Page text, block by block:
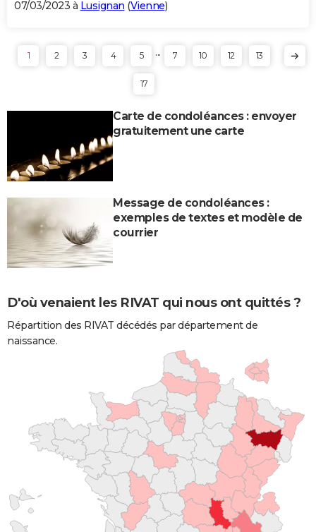
07/03/2023 à Lusignan (Vienne)
1 2 3 4 5 ... 7 10 12 13
17
Carte de condoléances : envoyer
gratuitement une carte
Message de condoléances :
exemples de textes et modèle de
courrier
D'où venaient les RIVAT qui nous ont quittés ?
Répartition des RIVAT décédés par département de
naissance.